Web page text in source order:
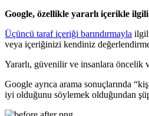
Google, özellikle yararlı içerikle
Üçüncü taraf içeriği barındırmayla
veya içeriğinizi kendiniz
Yararlı, güvenilir ve insanlara öncelik
Google ayrıca arama sonuçlarında
iyi olduğunu söylemek olduğundan